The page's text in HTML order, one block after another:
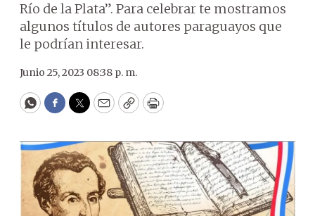
Río de la Plata”. Para celebrar te mostramos
algunos títulos de autores paraguayos que
le podrían interesar.
Junio 25, 2023 08:38 p. m.
WhatsApp
Facebook
Twitter
EmailCopyPrint